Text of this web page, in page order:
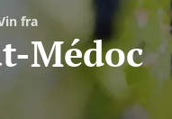
fra
Médoc